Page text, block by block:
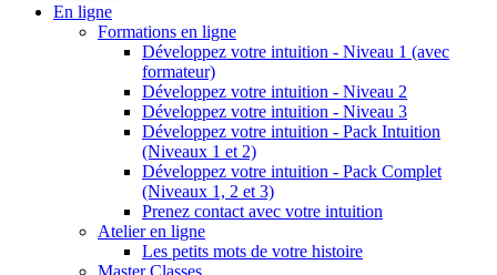
En ligne
Formations en ligne
Développez votre intuition - Niveau 1 (avec
formateur)
Développez votre intuition - Niveau 2
Développez votre intuition - Niveau 3
Développez votre intuition - Pack Intuition
(Niveaux 1 et 2)
Développez votre intuition - Pack Complet
(Niveaux 1, 2 et 3)
Prenez contact avec votre intuition
Atelier en ligne
Les petits mots de votre histoire
Master Classes